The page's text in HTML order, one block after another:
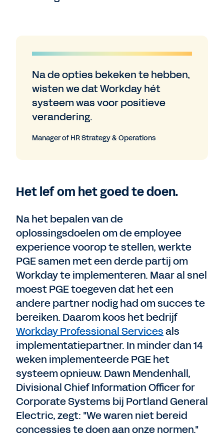
Na de opties bekeken te hebben,
wisten we dat Workday hét
systeem was voor positieve
verandering.
Manager of HR Strategy & Operations
Het lef om het goed te doen.
Na het bepalen van de
oplossingsdoelen om de employee
experience voorop te stellen, werkte
PGE samen met een derde partij om
Workday te implementeren. Maar al snel
moest PGE toegeven dat het een
andere partner nodig had om succes te
bereiken. Daarom koos het bedrijf
Workday Professional Servicesals
implementatiepartner. In minder dan 14
weken implementeerde PGE het
systeem opnieuw. Dawn Mendenhall,
Divisional Chief Information Officer for
Corporate Systems bij Portland General
Electric, zegt: "We waren niet bereid
concessies te doen aan onze normen."